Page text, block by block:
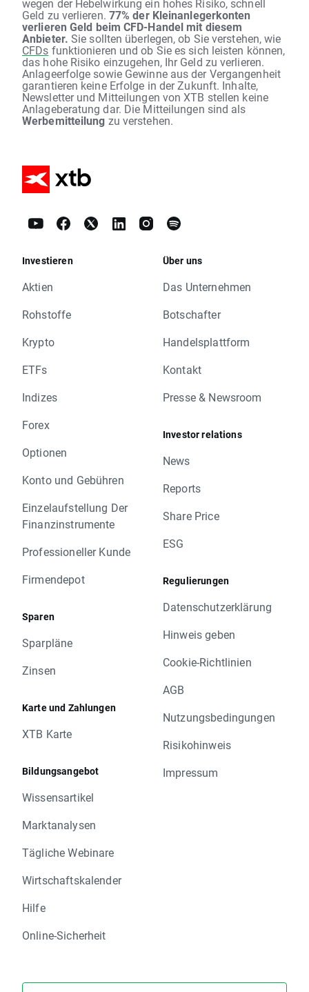
wegen der Hebelwirkung ein hohes Risiko, schnell
Geld zu verlieren. 77% der Kleinanlegerkonten
verlieren Geld beim CFD-Handel mit diesem
Anbieter. Sie sollten überlegen, ob Sie verstehen, wie
CFDs funktionieren und ob Sie es sich leisten können,
das hohe Risiko einzugehen, Ihr Geld zu verlieren.
Anlageerfolge sowie Gewinne aus der Vergangenheit
garantieren keine Erfolge in der Zukunft. Inhalte,
Newsletter und Mitteilungen von XTB stellen keine
Anlageberatung dar. Die Mitteilungen sind als
Werbemitteilung zu verstehen.
Investieren
Aktien
Rohstoffe
Krypto
ETFs
Indizes
Forex
Optionen
Konto und Gebühren
Einzelaufstellung Der
Finanzinstrumente
Professioneller Kunde
Firmendepot
Sparen
Sparpläne
Zinsen
Karte und Zahlungen
XTB Karte
Bildungsangebot
Wissensartikel
Marktanalysen
Tägliche Webinare
Wirtschaftskalender
Hilfe
Online-Sicherheit
Über uns
Das Unternehmen
Botschafter
Handelsplattform
Kontakt
Presse & Newsroom
Investor relations
News
Reports
Share Price
ESG
Regulierungen
Datenschutzerklärung
Hinweis geben
Cookie-Richtlinien
AGB
Nutzungsbedingungen
Risikohinweis
Impressum